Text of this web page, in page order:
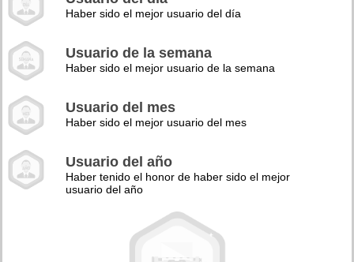
Haber sido el mejor usuario del día
Usuario de la semana
Haber sido el mejor usuario de la semana
Usuario del mes
Haber sido el mejor usuario del mes
Usuario del año
Haber tenido el honor de haber sido el mejor
usuario del año